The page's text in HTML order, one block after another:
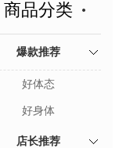
商品分类
爆款推荐
好体态
好身体
店长推荐